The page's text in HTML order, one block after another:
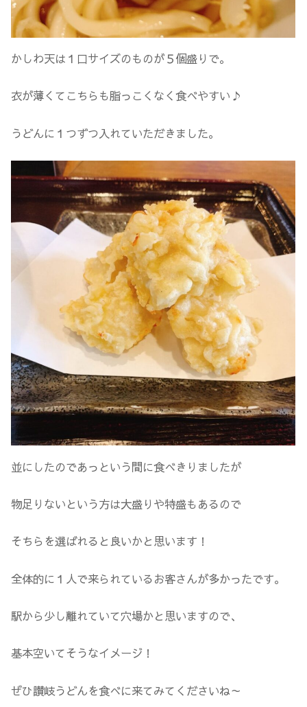
かしわ天は１口サイズのものが５個盛りで。
衣が薄くてこちらも脂っこくなく食べやすい♪
うどんに１つずつ入れていただきました。
並にしたのであっという間に食べきりましたが
物足りないという方は大盛りや特盛もあるので
そちらを選ばれると良いかと思います！
全体的に１人で来られているお客さんが多かったです。
駅から少し離れていて穴場かと思いますので、
基本空いてそうなイメージ！
ぜひ讃岐うどんを食べに来てみてくださいね～